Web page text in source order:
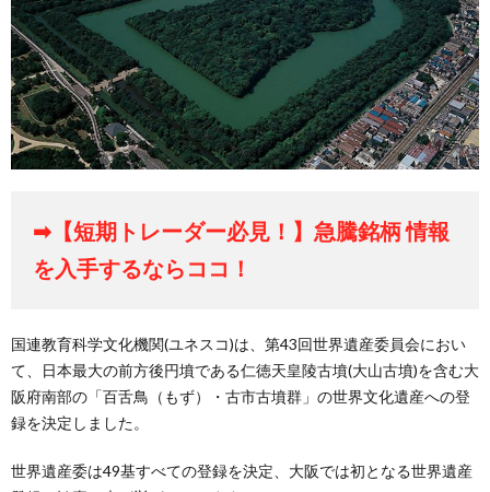
➡【短期トレーダー必見！】急騰銘柄 情報
を入手するならココ！
国連教育科学文化機関(ユネスコ)は、第43回世界遺産委員会におい
て、日本最大の前方後円墳である仁徳天皇陵古墳(大山古墳)を含む大
阪府南部の「百舌鳥（もず）・古市古墳群」の世界文化遺産への登
録を決定しました。
世界遺産委は49基すべての登録を決定、大阪では初となる世界遺産